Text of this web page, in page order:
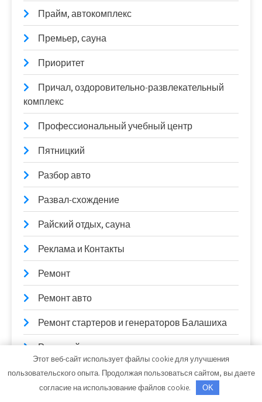
Прайм, автокомплекс
Премьер, сауна
Приоритет
Причал, оздоровительно-развлекательный
комплекс
Профессиональный учебный центр
Пятницкий
Разбор авто
Развал-схождение
Райский отдых, сауна
Реклама и Контакты
Ремонт
Ремонт авто
Ремонт стартеров и генераторов Балашиха
Ремстройпласт, производственная
компания
Рокоссовский, гостинично-оздоровительный
Этот веб-сайт использует файлы cookie для улучшения
пользовательского опыта. Продолжая пользоваться сайтом, вы даете
согласие на использование файлов cookie.
OK